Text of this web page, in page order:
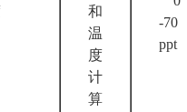
和
温
度
计
算
-70
ppt